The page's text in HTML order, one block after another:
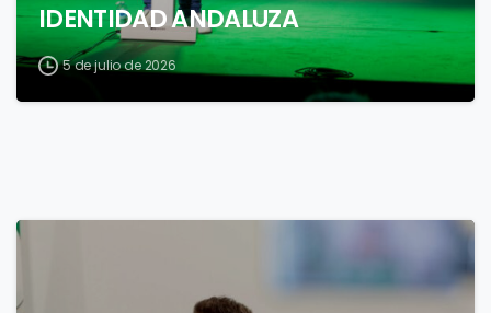
IDENTIDAD ANDALUZA
5 de julio de 2026